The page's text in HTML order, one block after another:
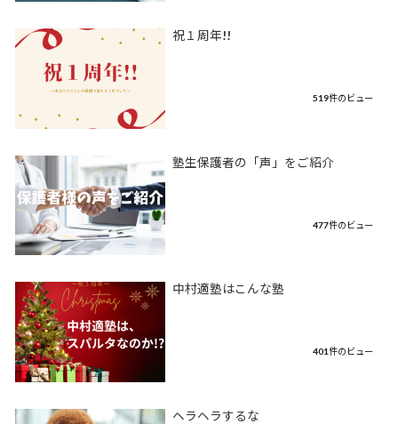
祝１周年!!
519件のビュー
塾生保護者の「声」をご紹介
477件のビュー
中村適塾はこんな塾
401件のビュー
ヘラヘラするな